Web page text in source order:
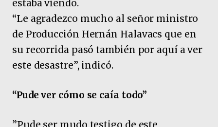
estaba viendo.
“Le agradezco mucho al señor ministro
de Producción Hernán Halavacs que en
su recorrida pasó también por aquí a ver
este desastre”, indicó.
“Pude ver cómo se caía todo”
”Pude ser mudo testigo de este